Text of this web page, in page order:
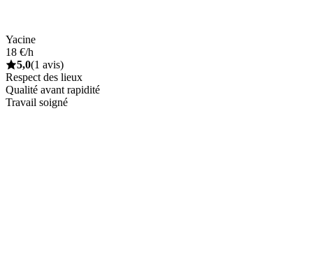
Yacine
18 €/h
5,0(1 avis)
Respect des lieux
Qualité avant rapidité
Travail soigné